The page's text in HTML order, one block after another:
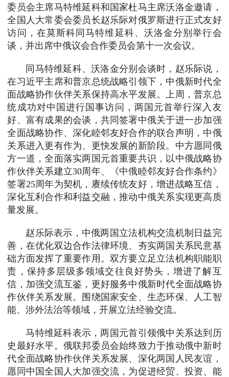
委员会主席马特维延科和国家杜马主席沃洛金邀请，
全国人大常委会委员长赵乐际对俄罗斯进行正式友好
访问，在莫斯科同马特维延科、沃洛金分别举行会
谈，并出席中俄议会合作委员会第十一次会议。
同马特维延科、沃洛金分别会谈时，赵乐际说，
在习近平主席和普京总统战略引领下，中俄新时代全
面战略协作伙伴关系保持高水平发展。上周，普京总
统成功对中国进行国事访问，两国元首举行深入友
好、富有成果的会谈，共同签署中俄关于进一步加强
全面战略协作、深化睦邻友好合作的联合声明，中俄
关系进入更有作为、更快发展的新阶段。中方愿同俄
方一道，全面落实两国元首重要共识，以中俄战略协
作伙伴关系建立30周年、《中俄睦邻友好合作条约》
签署25周年为契机，赓续传统友好，增进战略互信，
深化互利合作和利益交融，推动中俄关系实现更高质
量发展。
赵乐际表示，中俄两国立法机构交流机制日益完
善，在优化双边合作法律环境、夯实两国关系民意基
础方面发挥了重要作用。双方要立足立法机构职能职
责，保持多层级多领域交往良好势头，增进了解互
信，加强交流互鉴，更好服务中俄新时代全面战略协
作伙伴关系发展。围绕国家安全、生态环保、人工智
能、涉外法治等领域，开展立法经验交流。
马特维延科表示，两国元首引领俄中关系达到历
史最好水平。俄联邦委员会始终致力于推动俄中新时
代全面战略协作伙伴关系发展、深化两国人民友谊，
愿同中国全国人大加强交流，为促进经贸、投资、能